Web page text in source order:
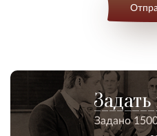
Задано